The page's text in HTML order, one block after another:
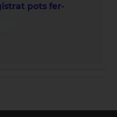
pots fer-